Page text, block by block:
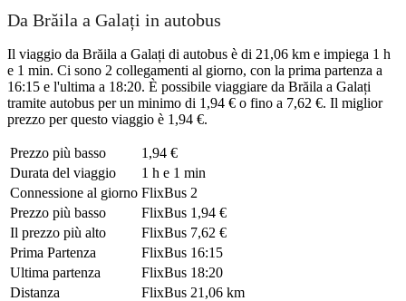
Da Brăila a Galați in autobus
Il viaggio da Brăila a Galați di autobus è di 21,06 km e impiega 1 h
e 1 min. Ci sono 2 collegamenti al giorno, con la prima partenza a
16:15 e l'ultima a 18:20. È possibile viaggiare da Brăila a Galați
tramite autobus per un minimo di 1,94 € o fino a 7,62 €. Il miglior
prezzo per questo viaggio è 1,94 €.
Prezzo più basso
1,94 €
Durata del viaggio
1 h e 1 min
Connessione al giorno FlixBus 2
Prezzo più basso
FlixBus 1,94 €
Il prezzo più alto
FlixBus 7,62 €
Prima Partenza
FlixBus 16:15
Ultima partenza
FlixBus 18:20
Distanza
FlixBus 21,06 km